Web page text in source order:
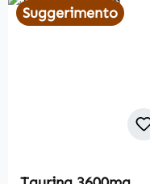
Suggerimento